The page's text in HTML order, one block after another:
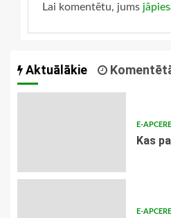
Lai komentētu, jums
Aktuālākie
E-
​Kas
E-